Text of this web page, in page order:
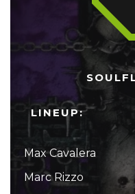
LINEUP:
Max Cavalera
Marc Rizzo